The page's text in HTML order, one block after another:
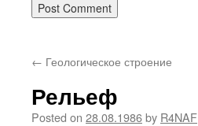
← Геологическое строение
Рельеф
Posted on 28.08.1986by R4NAF